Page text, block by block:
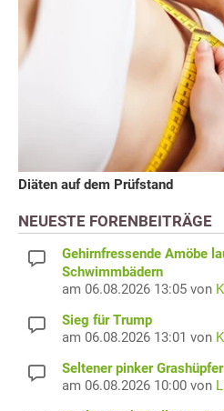
Diäten auf dem Prüfstand
NEUESTE FORENBEITRÄGE
Gehirnfressende Amöbe
Schwimmbädern
am 06.08.2026 13:05 von
Sieg für Trump
am 06.08.2026 13:01 von
Seltener pinker
am 06.08.2026 10:00 von